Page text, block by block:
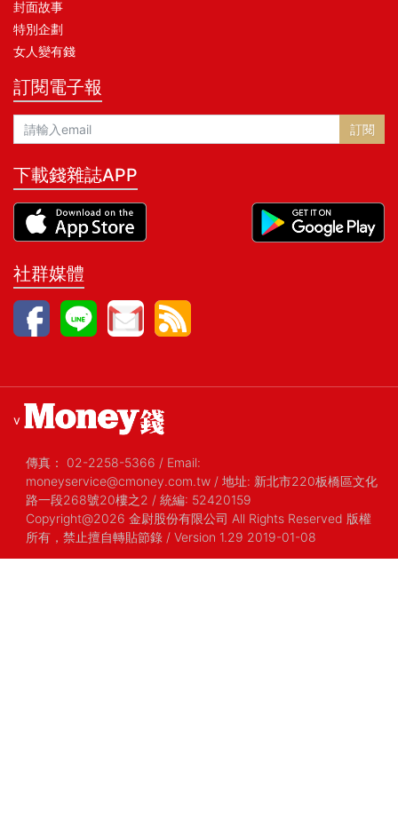
封面故事
特別企劃
女人變有錢
訂閱電子報
訂閱
下載錢雜誌APP
社群媒體
v
傳真： 02-2258-5366 / Email:
moneyservice@cmoney.com.tw / 地址: 新北市220板橋區文化
路一段268號20樓之2 / 統編: 52420159
Copyright@2026 金尉股份有限公司 All Rights Reserved 版權
所有，禁止擅自轉貼節錄 / Version 1.29 2019-01-08